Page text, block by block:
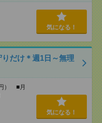
気になる！
だけ＊週1日～無理
） ■月
気になる！